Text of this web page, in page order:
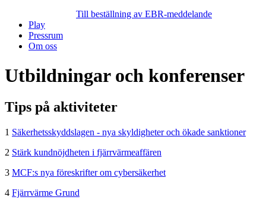
Till beställning av EBR-meddelande
Play
Pressrum
Om oss
Utbildningar och konferenser
Tips på aktiviteter
1 Säkerhetsskyddslagen - nya skyldigheter och ökade sanktioner
2 Stärk kundnöjdheten i fjärrvärmeaffären
3 MCF:s nya föreskrifter om cybersäkerhet
4 Fjärrvärme Grund